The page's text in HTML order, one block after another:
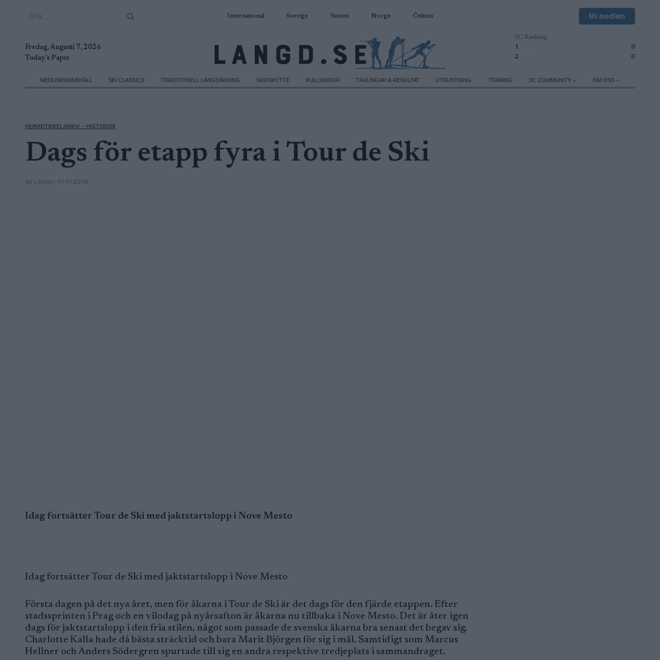
International Sverige Suomi Norge Čeština Bli medlem
Fredag, Augusti 7, 2026
Today's Paper
SC Ranking
1
-
0
2
- 0
MEDLEMSINNEHÅLL SKI CLASSICS TRADITIONELL LÄNGDÅKNING SKIDSKYTTE RULLSKIDOR TÄVLINGAR & RESULTAT UTRUSTNING TRÄNING SC COMMUNITY OM OSS
HEMARTIKKELARKIV – HISTORISK
Dags för etapp fyra i Tour de Ski
AV LANGD• 01.01.2008
Idag fortsätter Tour de Ski med jaktstartslopp i Nove Mesto
Idag fortsätter Tour de Ski med jaktstartslopp i Nove Mesto
Första dagen på det nya året, men för åkarna i Tour de Ski är det dags för den fjärde etappen. Efter
stadssprinten i Prag och en vilodag på nyårsafton är åkarna nu tillbaka i Nove Mesto. Det är åter igen
dags för jaktstartslopp i den fria stilen, något som passade de svenska åkarna bra senast det begav sig.
Charlotte Kalla hade då bästa sträcktid och bara Marit Björgen för sig i mål. Samtidigt som Marcus
Hellner och Anders Södergren spurtade till sig en andra respektive tredjeplats i sammandraget.